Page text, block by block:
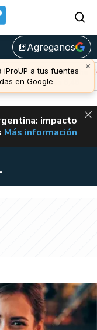
library_addAgreganos
×
iProUP a tus fuentes
en Google
Avalanche (-
u$s 6,46
impacto
CLARITY ACT EN
Más información